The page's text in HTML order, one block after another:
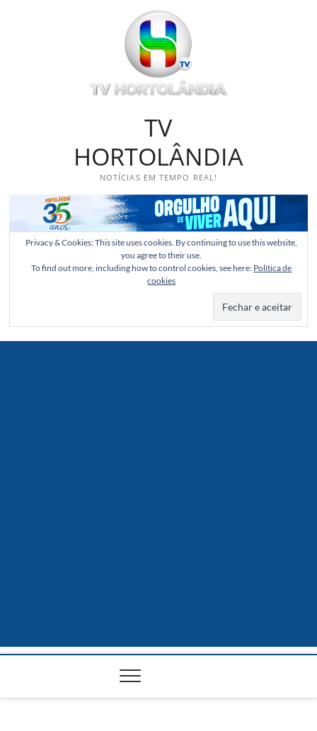
TV
HORTOLÂNDIA
NOTÍCIAS EM TEMPO REAL!
Privacy & Cookies: This site uses cookies. By continuing to use this website,
you agree to their use.
To find out more, including how to control cookies, see here: Política de
cookies